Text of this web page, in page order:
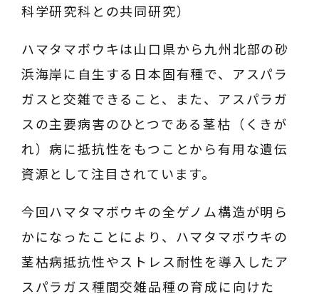
科学研究科との共同研究）
ハマタマボウキは山口県から九州北部の砂
浜海岸に自生する日本固有種で、アスパラ
ガスと交雑できること、また、アスパラガ
スの主要病害のひとつである茎枯（くきが
れ）病に抵抗性をもつことから有用な遺伝
資源として注目されています。
今回ハマタマボウキの全ゲノム構造が明ら
かになったことにより、ハマタマボウキの
茎枯病抵抗性やストレス耐性を導入したア
スパラガス種間交雑品種の育成に向けた